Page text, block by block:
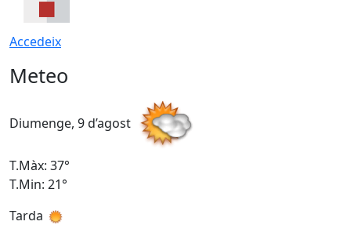
Accedeix
Meteo
Diumenge, 9 d’agost
T.Màx: 37°
T.Min: 21°
Tarda